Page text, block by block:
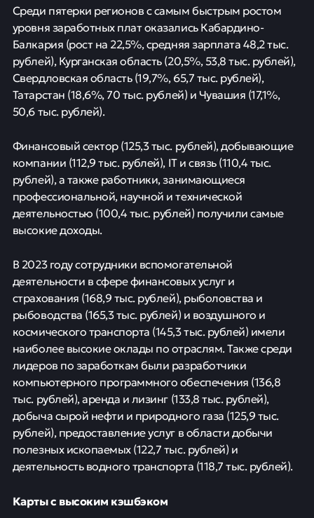
Среди пятерки регионов с самым быстрым ростом
уровня заработных плат оказались Кабардино-
Балкария (рост на 22,5%, средняя зарплата 48,2 тыс.
рублей), Курганская область (20,5%, 53,8 тыс. рублей),
Свердловская область (19,7%, 65,7 тыс. рублей),
Татарстан (18,6%, 70 тыс. рублей) и Чувашия (17,1%,
50,6 тыс. рублей).
Финансовый сектор (125,3 тыс. рублей), добывающие
компании (112,9 тыс. рублей), IT и связь (110,4 тыс.
рублей), а также работники, занимающиеся
профессиональной, научной и технической
деятельностью (100,4 тыс. рублей) получили самые
высокие доходы.
В 2023 году сотрудники вспомогательной
деятельности в сфере финансовых услуг и
страхования (168,9 тыс. рублей), рыболовства и
рыбоводства (165,3 тыс. рублей) и воздушного и
космического транспорта (145,3 тыс. рублей) имели
наиболее высокие оклады по отраслям. Также среди
лидеров по заработкам были разработчики
компьютерного программного обеспечения (136,8
тыс. рублей), аренда и лизинг (133,8 тыс. рублей),
добыча сырой нефти и природного газа (125,9 тыс.
рублей), предоставление услуг в области добычи
полезных ископаемых (122,7 тыс. рублей) и
деятельность водного транспорта (118,7 тыс. рублей).
Карты с высоким кэшбэком